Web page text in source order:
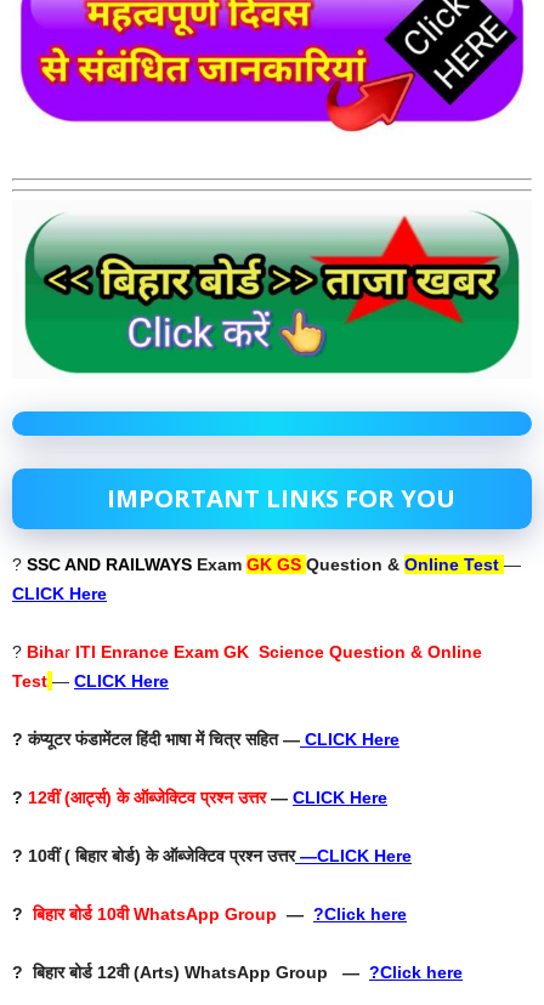
IMPORTANT LINKS FOR YOU
? SSC AND RAILWAYS Exam GK GS Question & Online Test —
CLICK Here
? Bihar ITI Enrance Exam GK Science Question & Online
Test — CLICK Here
? कंप्यूटर फंडामेंटल हिंदी भाषा में चित्र सहित — CLICK Here
? 12वीं (आर्ट्स) के ऑब्जेक्टिव प्रश्न उत्तर— CLICK Here
? 10वीं ( बिहार बोर्ड) के ऑब्जेक्टिव प्रश्न उत्तर—CLICK Here
?बिहार बोर्ड 10वी WhatsApp Group — ?Click here
? बिहार बोर्ड 12वी (Arts) WhatsApp Group — ?Click here